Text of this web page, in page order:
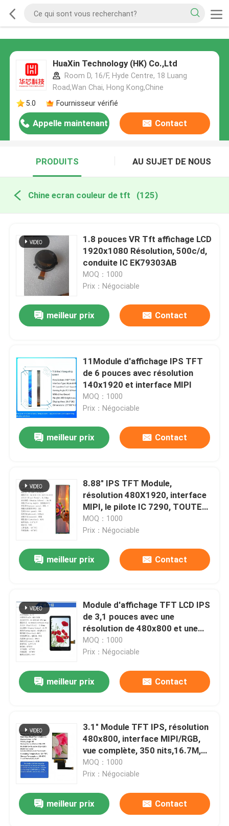
HuaXin Technology (HK) Co.,Ltd
Room D, 16/F, Hyde Centre, 18 Luang
Road,Wan Chai, Hong Kong,Chine
5.0
Fournisseur vérifié
Appelle maintenant Contact
PRODUITS AU SUJET DE NOUS
Chine ecran couleur de tft (125)
1.8 pouces VR Tft affichage LCD
1920x1080 Résolution, 500c/d,
conduite IC EK79303AB
MOQ：1000
Prix：Négociable
meilleur prix Contact
11Module d'affichage IPS TFT
de 6 pouces avec résolution
140x1920 et interface MIPI
MOQ：1000
Prix：Négociable
meilleur prix Contact
8.88" IPS TFT Module,
résolution 480X1920, interface
MIPI, le pilote IC 7290, TOUTE
VUE, écran haute définition
1100nit,16.7M
MOQ：1000
Prix：Négociable
meilleur prix Contact
Module d'affichage TFT LCD IPS
de 3,1 pouces avec une
résolution de 480x800 et une
interface MIPI pour équipements
de sécurité
MOQ：1000
Prix：Négociable
meilleur prix Contact
3.1" Module TFT IPS, résolution
480x800, interface MIPI/RGB,
vue complète, 350 nits,16.7M,
6LED, écran de sécurité de haute
qualité
MOQ：1000
Prix：Négociable
meilleur prix Contact